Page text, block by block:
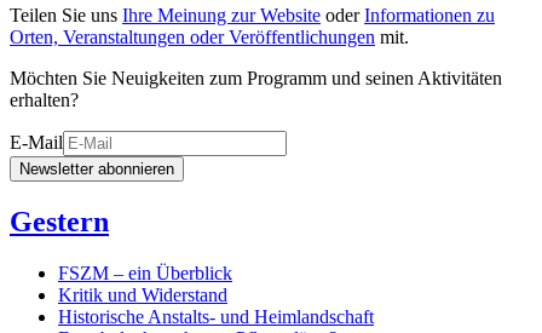
Teilen Sie uns Ihre Meinung zur Website oderInformationen zu
Orten, Veranstaltungen oder Veröffentlichungen mit.
Möchten Sie Neuigkeiten zum Programm und seinen Aktivitäten
erhalten?
E-Mail
Newsletter abonnieren
Gestern
FSZM – ein Überblick
Kritik und Widerstand
Historische Anstalts- und Heimlandschaft